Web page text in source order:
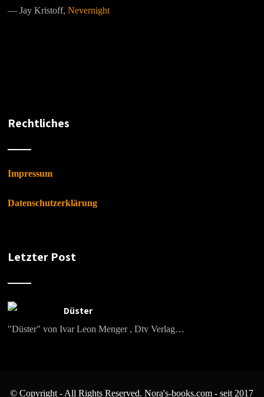
―Jay Kristoff,Nevernight
Rechtliches
Impressum
Datenschutzerklärung
Letzter Post
Düster
"Düster" von Ivar Leon Menger , Dtv Verlag…
© Copyright - All Rights Reserved. Nora's-books.com - seit 2017